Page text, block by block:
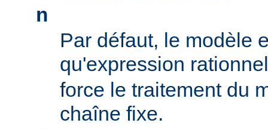
n
Par défaut, le modèle
qu'expression
force le traitement du
chaîne fixe.